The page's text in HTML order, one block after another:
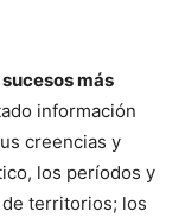
más
información
creencias y
los períodos y
territorios; los